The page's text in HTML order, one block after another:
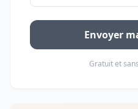
Envoyer
Gratuit et